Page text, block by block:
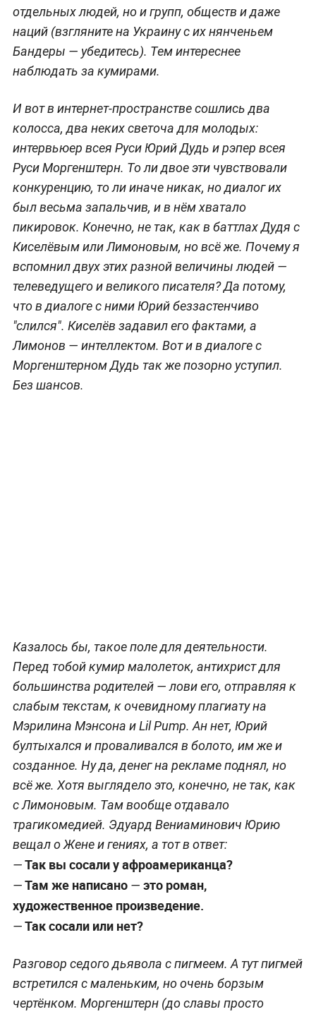
отдельных людей, но и групп, обществ и даже
наций (взгляните на Украину с их нянченьем
Бандеры — убедитесь). Тем интереснее
наблюдать за кумирами.
И вот в интернет-пространстве сошлись два
колосса, два неких светоча для молодых:
интервьюер всея Руси Юрий Дудь и рэпер всея
Руси Моргенштерн. То ли двое эти чувствовали
конкуренцию, то ли иначе никак, но диалог их
был весьма запальчив, и в нём хватало
пикировок. Конечно, не так, как в баттлах Дудя с
Киселёвым или Лимоновым, но всё же. Почему я
вспомнил двух этих разной величины людей —
телеведущего и великого писателя? Да потому,
что в диалоге с ними Юрий беззастенчиво
"слился". Киселёв задавил его фактами, а
Лимонов — интеллектом. Вот и в диалоге с
Моргенштерном Дудь так же позорно уступил.
Без шансов.
Казалось бы, такое поле для деятельности.
Перед тобой кумир малолеток, антихрист для
большинства родителей — лови его, отправляя к
слабым текстам, к очевидному плагиату на
Мэрилина Мэнсона и Lil Pump. Ан нет, Юрий
бултыхался и проваливался в болото, им же и
созданное. Ну да, денег на рекламе поднял, но
всё же. Хотя выглядело это, конечно, не так, как
с Лимоновым. Там вообще отдавало
трагикомедией. Эдуард Вениаминович Юрию
вещал о Жене и гениях, а тот в ответ:
—Так вы сосали у афроамериканца?
—Там же написано — это роман,
художественное произведение.
—Так сосали или нет?
Разговор седого дьявола с пигмеем. А тут пигмей
встретился с маленьким, но очень борзым
чертёнком. Моргенштерн (до славы просто